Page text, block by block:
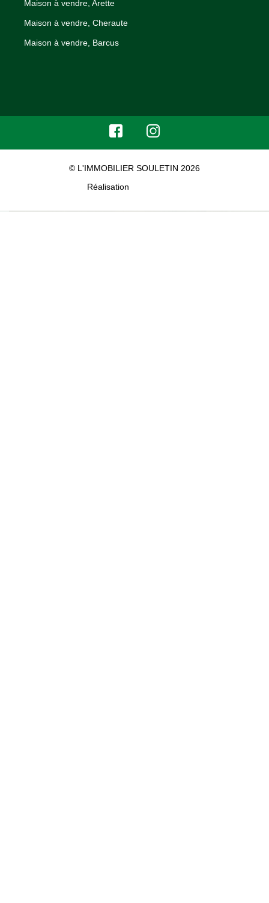
Maison à vendre, Arette
Maison à vendre, Cheraute
Maison à vendre, Barcus
© L'IMMOBILIER SOULETIN 2026
Réalisation